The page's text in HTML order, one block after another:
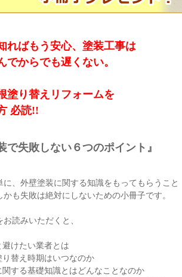
ればもう安心、塗装工事は
でからでも遅くない。
塗り替えリフォームを
必読!!
で失敗しない６つのポイント』
に、外壁塗装に関する知識をもってもらうこと
かも失敗は絶対にしないための小冊子です。
お読みいただくと、
けたい業者とは
替え時期はいつなのか
する基礎知識とはどんなことなのか